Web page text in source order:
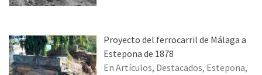
Proyecto del ferrocarril de Málaga a
Estepona de 1878
En Artículos, Destacados, Estepona,